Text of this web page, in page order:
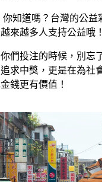
知道嗎？台灣的公益
來越多人支持公益哦！
們投注的時候，別忘
求中獎，更是在為社
錢更有價值！